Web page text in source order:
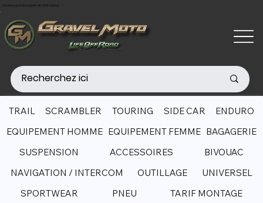
Livraison gratuite à partir de 200€ d'achat
TRAIL SCRAMBLER TOURING SIDE CAR
ENDURO
EQUIPEMENT HOMME EQUIPEMENT FEMME BAGAGERIE
SUSPENSION
ACCESSOIRES
BIVOUAC
NAVIGATION / INTERCOM
OUTILLAGE
UNIVERSEL
SPORTWEAR
PNEU TARIF MONTAGE